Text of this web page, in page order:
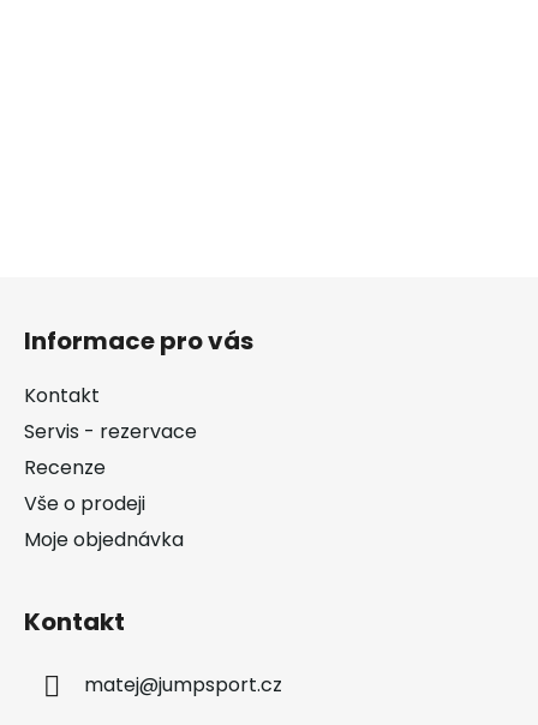
Informace pro vás
Kontakt
Servis - rezervace
Recenze
Vše o prodeji
Moje objednávka
Kontakt
matej@jumpsport.cz